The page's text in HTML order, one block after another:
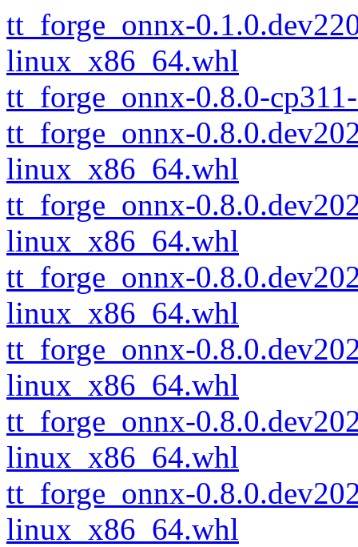
tt_forge_onnx-
linux_x86_64.whl
tt_forge_onnx-0.8.0-
tt_forge_onnx-
linux_x86_64.whl
tt_forge_onnx-
linux_x86_64.whl
tt_forge_onnx-
linux_x86_64.whl
tt_forge_onnx-
linux_x86_64.whl
tt_forge_onnx-
linux_x86_64.whl
tt_forge_onnx-
linux_x86_64.whl